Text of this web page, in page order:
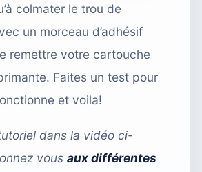
colmater le trou de
un morceau d’adhésif
remettre votre cartouche
Faites un test pour
et voila!
dans la vidéo ci-
vous aux différentes